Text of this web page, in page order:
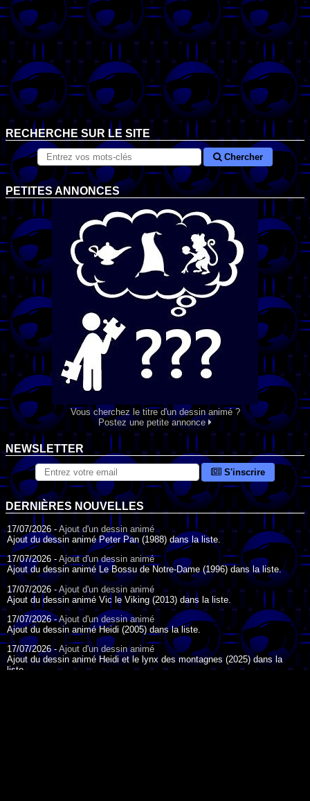
RECHERCHE SUR LE SITE
Chercher
PETITES ANNONCES
Vous cherchez le titre d'un dessin animé ?
Postez une petite annonce
NEWSLETTER
S'inscrire
DERNIÈRES NOUVELLES
17/07/2026 -Ajout d'un dessin animé
Ajout du dessin animé Peter Pan (1988) dans la liste.
17/07/2026 - Ajout d'un dessin animé
Ajout du dessin animé Le Bossu de Notre-Dame (1996) dans la liste.
17/07/2026 -Ajout d'un dessin animé
Ajout du dessin animé Vic le Viking (2013) dans la liste.
17/07/2026 -Ajout d'un dessin animé
Ajout du dessin animé Heidi (2005) dans la liste.
17/07/2026 -Ajout d'un dessin animé
Ajout du dessin animé Heidi et le lynx des montagnes (2025) dans la
liste.